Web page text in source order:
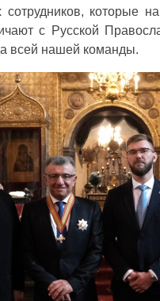
сотрудников, которые
с Русской
всей нашей команды.